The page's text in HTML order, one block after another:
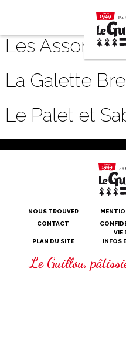
Le Petit Beurre
Les
La Galette
Le Palet et
NOUS TROUVER
CONTACT
VIE
PLAN DU SITE
INFOS
Le Guillou,